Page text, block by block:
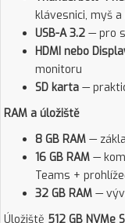
klávesnici, myš
USB-A 3.2 — pro
HDMI nebo
monitoru
SD karta —
RAM a úložiště
8 GB RAM —
16 GB RAM —
Teams +
32 GB RAM —
Úložiště 512 GB NVMe